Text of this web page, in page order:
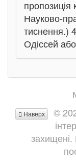
пропозиція
Науково-
тиснення.)
Одіссей
Наверх
©
захищені.